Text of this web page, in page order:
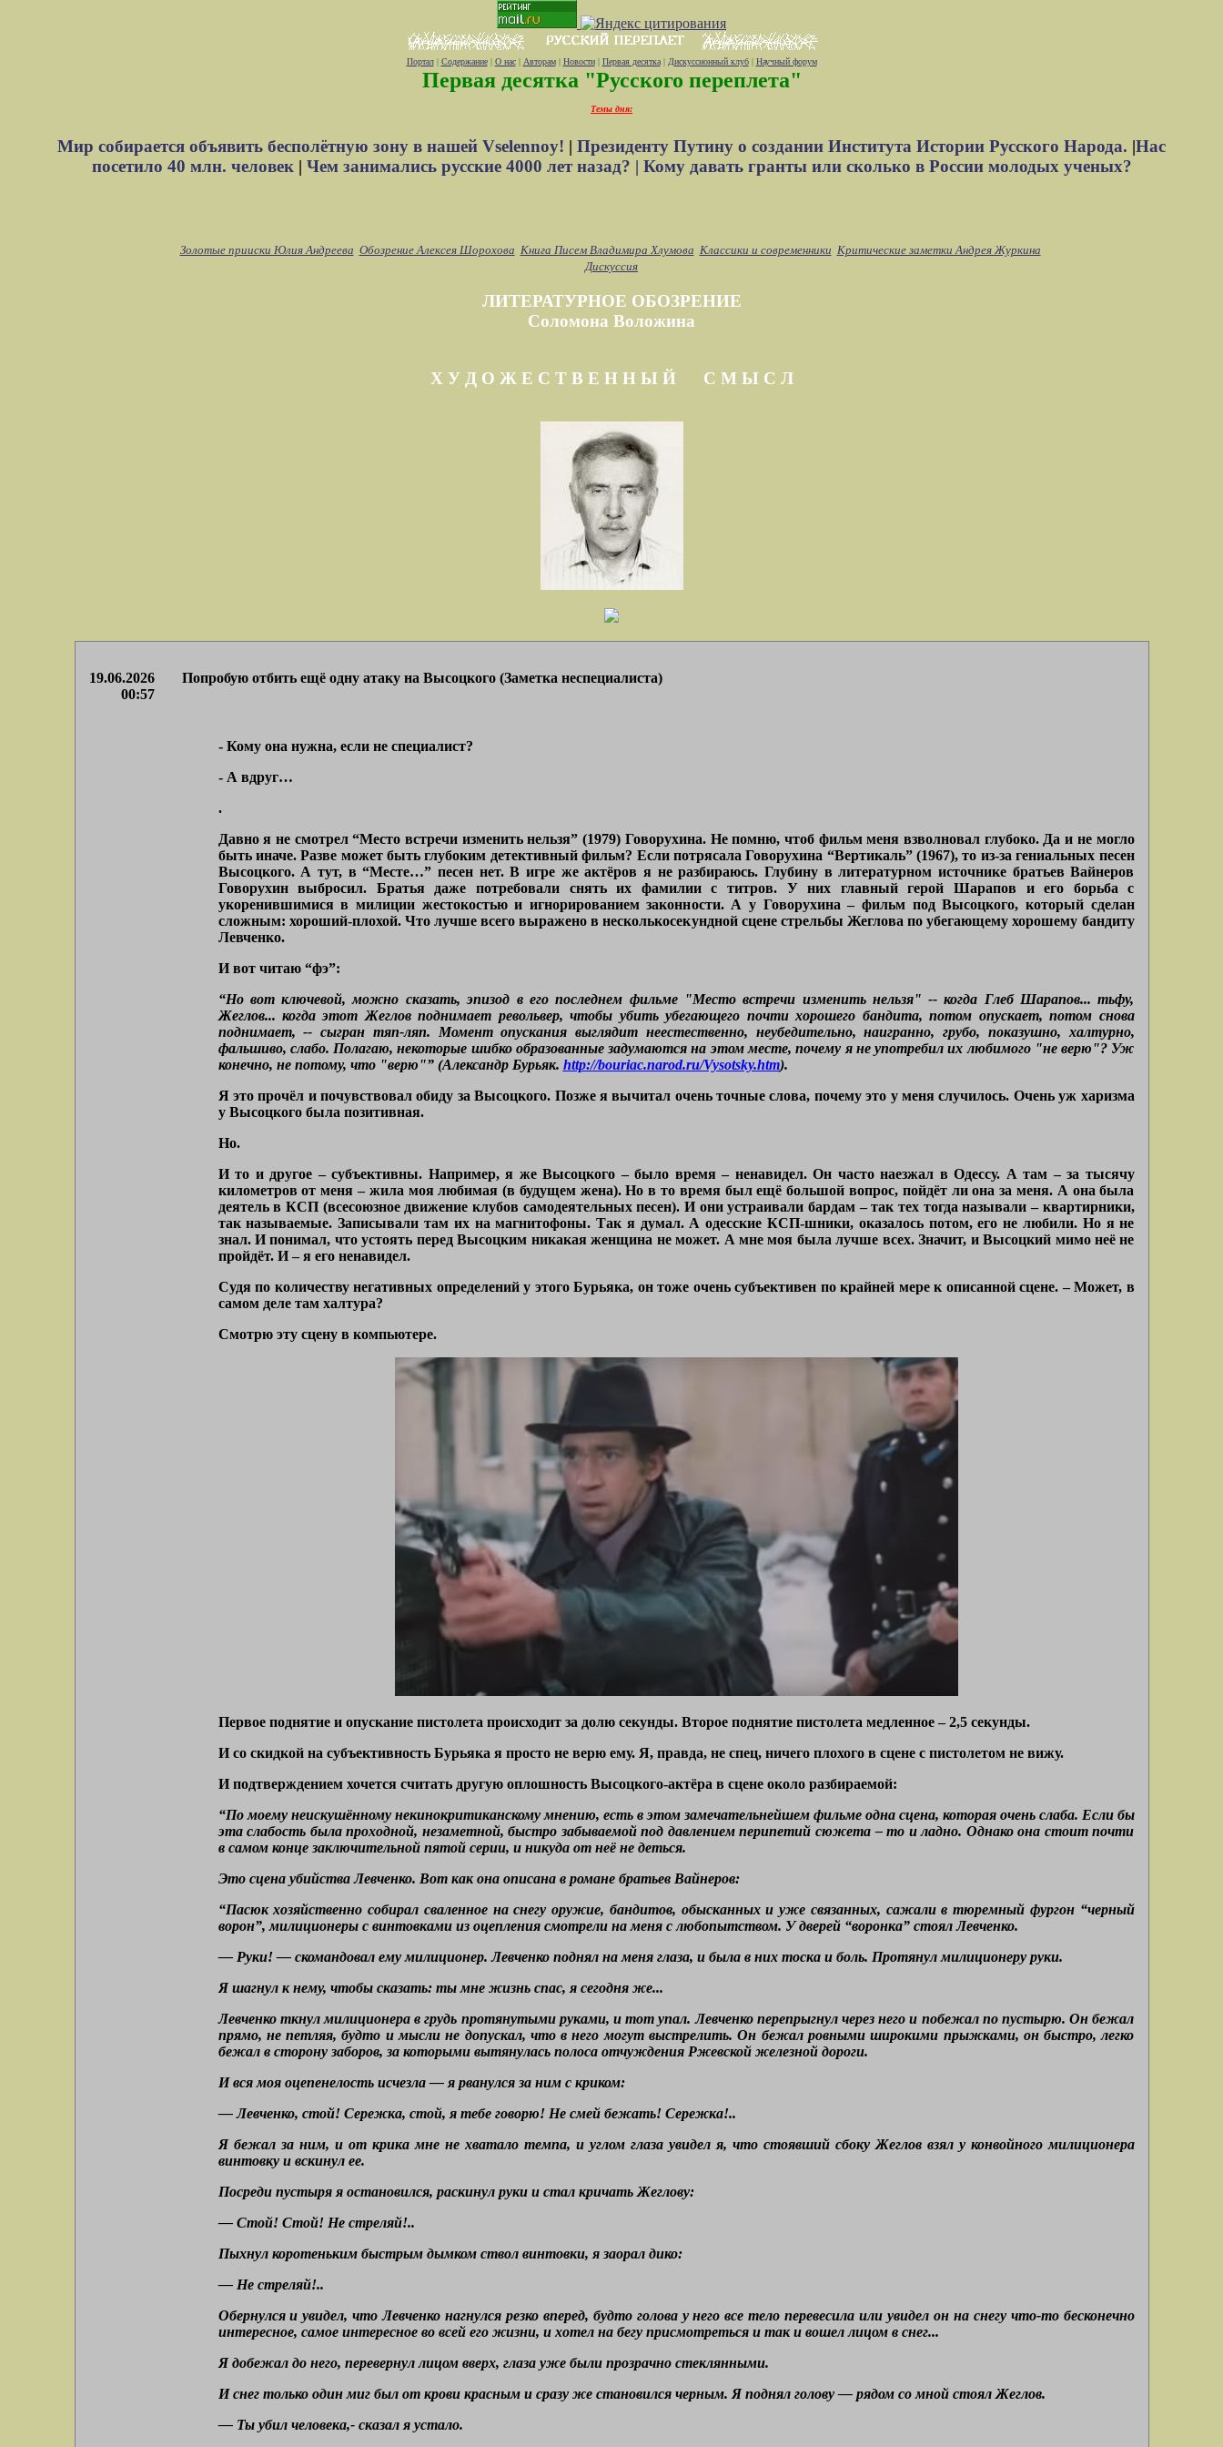
Портал| Содержание| О нас| Авторам| Новости| Первая десятка| Дискуссионный клуб| Научный форум
Первая десятка "Русского переплета"
Темы дня:
Мир собирается объявить бесполётную зону в нашей Vselennoy! | Президенту Путину о создании Института Истории Русского Народа. |Нас
посетило 40 млн. человек| Чем занимались русские 4000 лет назад? | Кому давать гранты или сколько в России молодых ученых?
Золотые прииски Юлия Андреева Обозрение Алексея Шорохова Книга Писем Владимира Хлумова Классики и современники Критические заметки Андрея Журкина
Дискуссия
ЛИТЕРАТУРНОЕ ОБОЗРЕНИЕ
Соломона Воложина
Х У Д О Ж Е С Т В Е Н Н Ы Й С М Ы С Л
19.06.2026
00:57
Попробую отбить ещё одну атаку на Высоцкого (Заметка неспециалиста)
- Кому она нужна, если не специалист?
- А вдруг…
.
Давно я не смотрел “Место встречи изменить нельзя” (1979) Говорухина. Не помню, чтоб фильм меня взволновал глубоко. Да и не могло
быть иначе. Разве может быть глубоким детективный фильм? Если потрясала Говорухина “Вертикаль” (1967), то из-за гениальных песен
Высоцкого. А тут, в “Месте…” песен нет. В игре же актёров я не разбираюсь. Глубину в литературном источнике братьев Вайнеров
Говорухин выбросил. Братья даже потребовали снять их фамилии с титров. У них главный герой Шарапов и его борьба с
укоренившимися в милиции жестокостью и игнорированием законности. А у Говорухина – фильм под Высоцкого, который сделан
сложным: хороший-плохой. Что лучше всего выражено в несколькосекундной сцене стрельбы Жеглова по убегающему хорошему бандиту
Левченко.
И вот читаю “фэ”:
“Но вот ключевой, можно сказать, эпизод в его последнем фильме "Место встречи изменить нельзя" -- когда Глеб Шарапов... тьфу,
Жеглов... когда этот Жеглов поднимает револьвер, чтобы убить убегающего почти хорошего бандита, потом опускает, потом снова
поднимает, -- сыгран тяп-ляп. Момент опускания выглядит неестественно, неубедительно, наигранно, грубо, показушно, халтурно,
фальшиво, слабо. Полагаю, некоторые шибко образованные задумаются на этом месте, почему я не употребил их любимого "не верю"? Уж
конечно, не потому, что "верю"” (Александр Бурьяк. http://bouriac.narod.ru/Vysotsky.htm).
Я это прочёл и почувствовал обиду за Высоцкого. Позже я вычитал очень точные слова, почему это у меня случилось. Очень уж харизма
у Высоцкого была позитивная.
Но.
И то и другое – субъективны. Например, я же Высоцкого – было время – ненавидел. Он часто наезжал в Одессу. А там – за тысячу
километров от меня – жила моя любимая (в будущем жена). Но в то время был ещё большой вопрос, пойдёт ли она за меня. А она была
деятель в КСП (всесоюзное движение клубов самодеятельных песен). И они устраивали бардам – так тех тогда называли – квартирники,
так называемые. Записывали там их на магнитофоны. Так я думал. А одесские КСП-шники, оказалось потом, его не любили. Но я не
знал. И понимал, что устоять перед Высоцким никакая женщина не может. А мне моя была лучше всех. Значит, и Высоцкий мимо неё не
пройдёт. И – я его ненавидел.
Судя по количеству негативных определений у этого Бурьяка, он тоже очень субъективен по крайней мере к описанной сцене. – Может, в
самом деле там халтура?
Смотрю эту сцену в компьютере.
Первое поднятие и опускание пистолета происходит за долю секунды. Второе поднятие пистолета медленное – 2,5 секунды.
И со скидкой на субъективность Бурьяка я просто не верю ему. Я, правда, не спец, ничего плохого в сцене с пистолетом не вижу.
И подтверждением хочется считать другую оплошность Высоцкого-актёра в сцене около разбираемой:
“По моему неискушённому некинокритиканскому мнению, есть в этом замечательнейшем фильме одна сцена, которая очень слаба. Если бы
эта слабость была проходной, незаметной, быстро забываемой под давлением перипетий сюжета – то и ладно. Однако она стоит почти
в самом конце заключительной пятой серии, и никуда от неё не деться.
Это сцена убийства Левченко. Вот как она описана в романе братьев Вайнеров:
“Пасюк хозяйственно собирал сваленное на снегу оружие, бандитов, обысканных и уже связанных, сажали в тюремный фургон “черный
ворон”, милиционеры с винтовками из оцепления смотрели на меня с любопытством. У дверей “воронка” стоял Левченко.
— Руки! — скомандовал ему милиционер. Левченко поднял на меня глаза, и была в них тоска и боль. Протянул милиционеру руки.
Я шагнул к нему, чтобы сказать: ты мне жизнь спас, я сегодня же...
Левченко ткнул милиционера в грудь протянутыми руками, и тот упал. Левченко перепрыгнул через него и побежал по пустырю. Он бежал
прямо, не петляя, будто и мысли не допускал, что в него могут выстрелить. Он бежал ровными широкими прыжками, он быстро, легко
бежал в сторону заборов, за которыми вытянулась полоса отчуждения Ржевской железной дороги.
И вся моя оцепенелость исчезла — я рванулся за ним с криком:
— Левченко, стой! Сережка, стой, я тебе говорю! Не смей бежать! Сережка!..
Я бежал за ним, и от крика мне не хватало темпа, и углом глаза увидел я, что стоявший сбоку Жеглов взял у конвойного милиционера
винтовку и вскинул ее.
Посреди пустыря я остановился, раскинул руки и стал кричать Жеглову:
— Стой! Стой! Не стреляй!..
Пыхнул коротеньким быстрым дымком ствол винтовки, я заорал дико:
— Не стреляй!..
Обернулся и увидел, что Левченко нагнулся резко вперед, будто голова у него все тело перевесила или увидел он на снегу что-то бесконечно
интересное, самое интересное во всей его жизни, и хотел на бегу присмотреться и так и вошел лицом в снег...
Я добежал до него, перевернул лицом вверх, глаза уже были прозрачно стеклянными.
И снег только один миг был от крови красным и сразу же становился черным. Я поднял голову — рядом со мной стоял Жеглов.
— Ты убил человека,- сказал я устало.